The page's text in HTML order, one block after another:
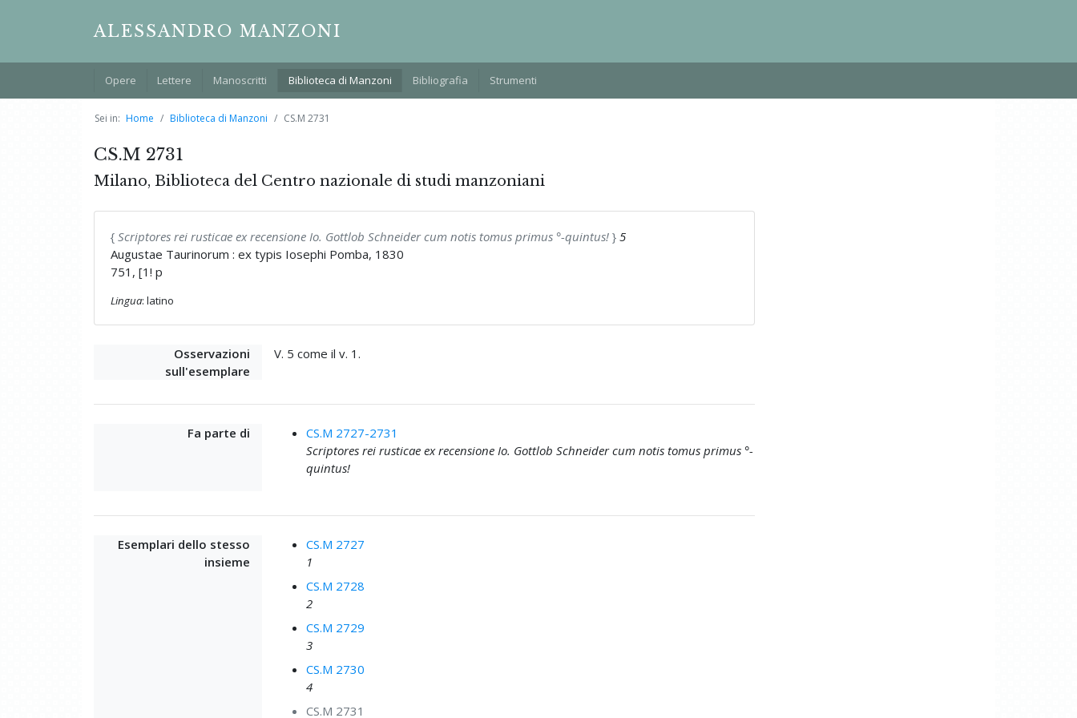
ALESSANDRO MANZONI
Opere Lettere Manoscritti Biblioteca di Manzoni Bibliografia Strumenti
Sei in: Home Biblioteca di Manzoni CS.M 2731
CS.M 2731
Milano, Biblioteca del Centro nazionale di studi manzoniani
{ Scriptores rei rusticae ex recensione Io. Gottlob Schneider cum notis tomus primus °-quintus! } 5
Augustae Taurinorum : ex typis Iosephi Pomba, 1830
751, [1! p
Lingua: latino
Osservazioni
sull'esemplare
V. 5 come il v. 1.
Fa parte di
CS.M 2727-2731
Scriptores rei rusticae ex recensione Io. Gottlob Schneider cum notis tomus primus °-
quintus!
Esemplari dello stesso
insieme
CS.M 2727
1
CS.M 2728
2
CS.M 2729
3
CS.M 2730
4
CS.M 2731